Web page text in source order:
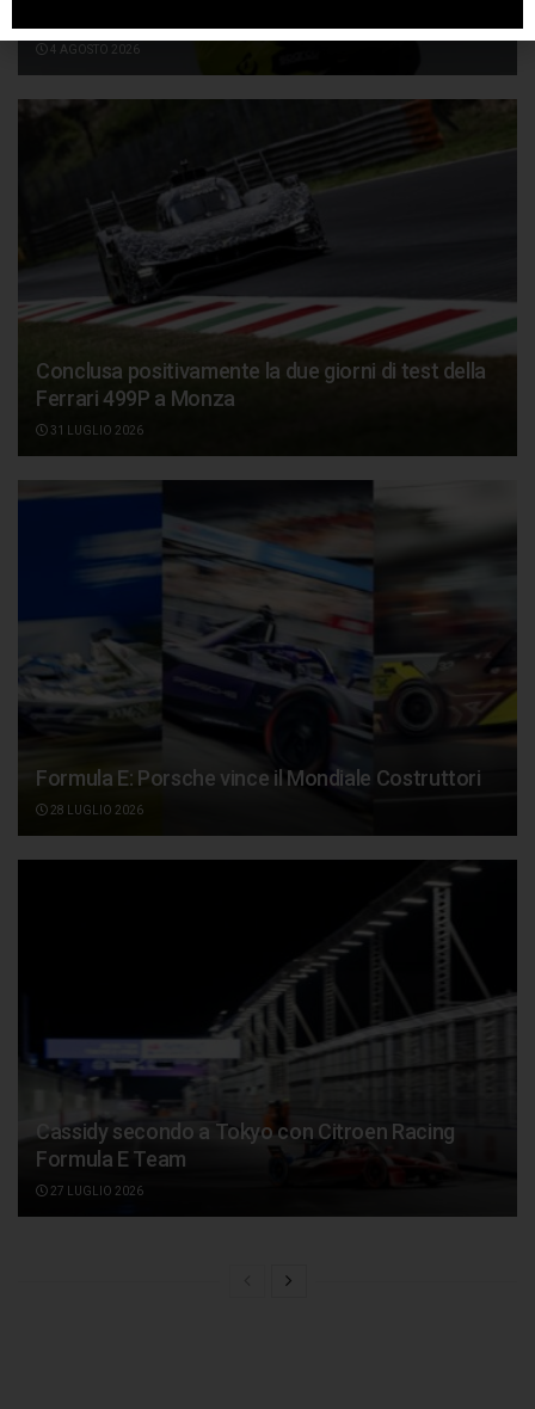
4 AGOSTO 2026
Conclusa positivamente la due giorni di test della
Ferrari 499P a Monza
31 LUGLIO 2026
Formula E: Porsche vince il Mondiale Costruttori
28 LUGLIO 2026
Cassidy secondo a Tokyo con Citroen Racing
Formula E Team
27 LUGLIO 2026